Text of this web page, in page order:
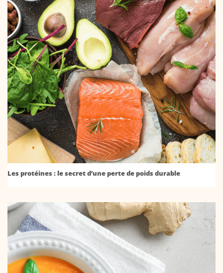
Les protéines : le secret d’une perte de poids durable